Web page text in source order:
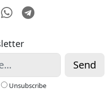
Whatsapp
Telegram
Send
Unsubscribe